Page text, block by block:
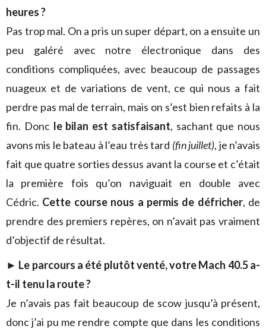
heures ?
Pas trop mal. On a pris un super départ, on a ensuite un
peu galéré avec notre électronique dans des
conditions compliquées, avec beaucoup de passages
nuageux et de variations de vent, ce qui nous a fait
perdre pas mal de terrain, mais on s’est bien refaits à la
fin. Donc le bilan est satisfaisant, sachant que nous
avons mis le bateau à l’eau très tard (fin juillet), je n’avais
fait que quatre sorties dessus avant la course et c’était
la première fois qu’on naviguait en double avec
Cédric. Cette course nous a permis de défricher, de
prendre des premiers repères, on n’avait pas vraiment
d’objectif de résultat.
► Le parcours a été plutôt venté, votre Mach 40.5 a-
t-il tenu la route ?
Je n’avais pas fait beaucoup de scow jusqu’à présent,
donc j’ai pu me rendre compte que dans les conditions